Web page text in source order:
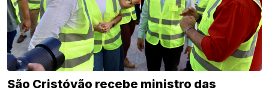
São Cristóvão recebe ministro das